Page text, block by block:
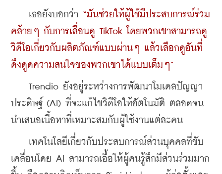
เธอยังบอกว่า “มันช่วยให้ผู้ใช้มีประสบการณ์ร่วม
คล้ายๆ กับการเลื่อนดู TikTok โดยพวกเขาสามารถดู
วิดีโอเกี่ยวกับผลิตภัณฑ์แบบผ่านๆ แล้วเลือกดูอันที่
ดึงดูดความสนใจของพวกเขาได้แบบเต็มๆ”
Trendio ยังอยู่ระหว่างการพัฒนาโมเดลปัญญา
ประดิษฐ์ (AI) ที่จะแก้ไขวิดีโอให้อัตโนมัติ ตลอดจน
นำเสนอเนื้อหาที่เหมาะสมกับผู้ใช้งานแต่ละคน
เทคโนโลยีเกี่ยวกับประสบการณ์ส่วนบุคคลที่ขับ
เคลื่อนโดย AI สามารถเอื้อให้ผู้คนรู้สึกมีส่วนร่วมมาก